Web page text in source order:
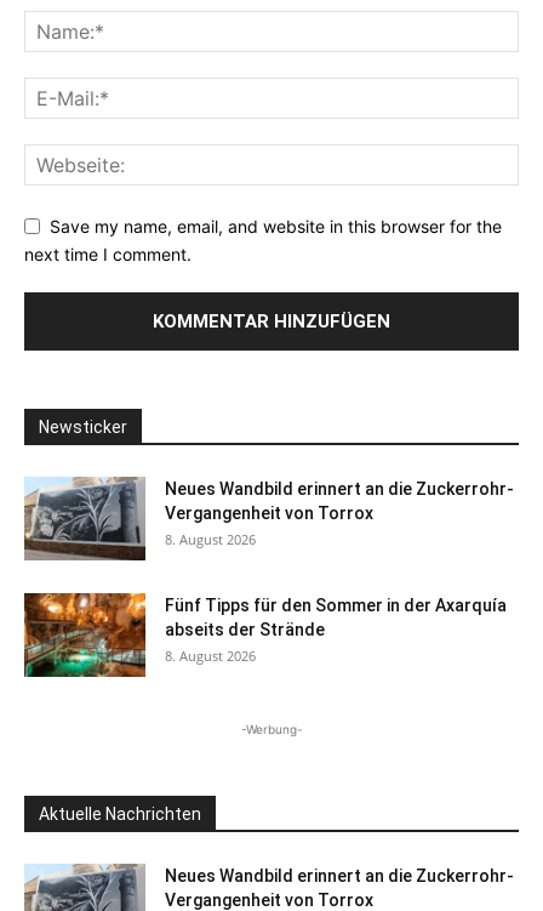
Save my name, email, and website in this browser for the
next time I comment.
Newsticker
Neues Wandbild erinnert an die Zuckerrohr-
Vergangenheit von Torrox
8. August 2026
Fünf Tipps für den Sommer in der Axarquía
abseits der Strände
8. August 2026
-Werbung-
Aktuelle Nachrichten
Neues Wandbild erinnert an die Zuckerrohr-
Vergangenheit von Torrox